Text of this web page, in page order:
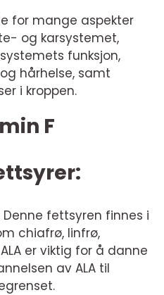
for mange aspekter
og karsystemet,
funksjon,
hårhelse, samt
i kroppen.
F
Denne fettsyren finnes i
chiafrø, linfrø,
er viktig for å danne
av ALA til